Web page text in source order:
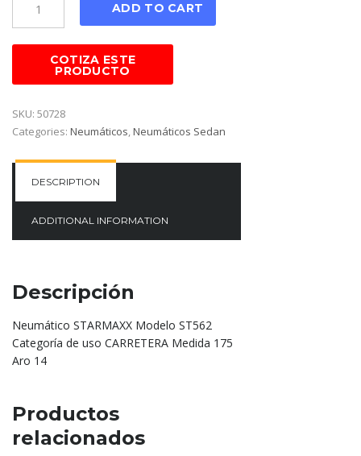
ADD TO CART
SKU: 50728
Categories: Neumáticos,Neumáticos Sedan
DESCRIPTION
ADDITIONAL INFORMATION
Descripción
Neumático STARMAXX Modelo ST562
Categoría de uso CARRETERA Medida 175
Aro 14
Productos
relacionados